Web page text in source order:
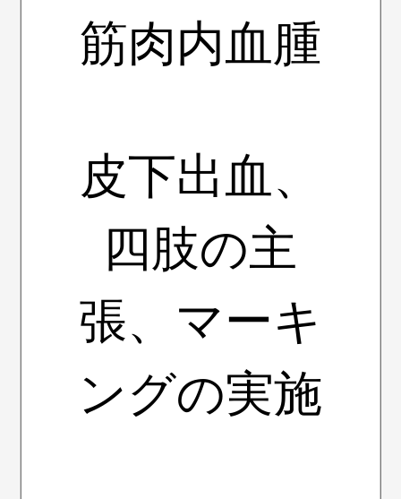
筋肉内血腫
皮下出血、
四肢の主
張、マーキ
ングの実施